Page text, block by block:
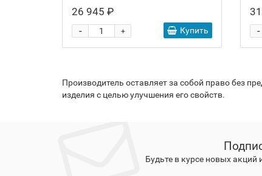
26 945 ₽
+
- Купить -
Производитель оставляет за собой право без
изделия с целью улучшения его свойств.
Будьте в курсе новых акций